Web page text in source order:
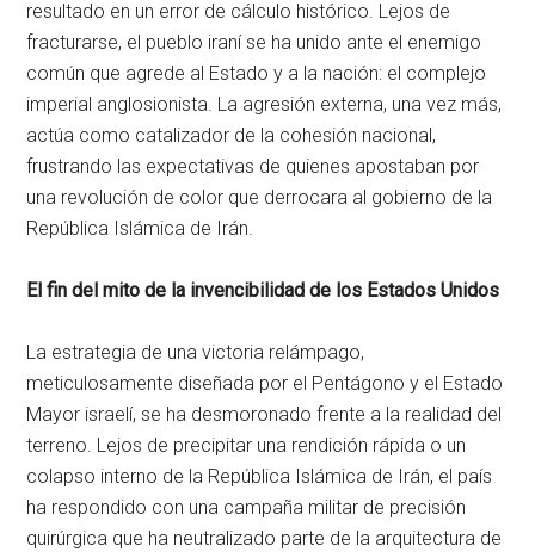
resultado en un error de cálculo histórico. Lejos de
fracturarse, el pueblo iraní se ha unido ante el enemigo
común que agrede al Estado y a la nación: el complejo
imperial anglosionista. La agresión externa, una vez más,
actúa como catalizador de la cohesión nacional,
frustrando las expectativas de quienes apostaban por
una revolución de color que derrocara al gobierno de la
República Islámica de Irán.
El fin del mito de la invencibilidad de los Estados Unidos
La estrategia de una victoria relámpago,
meticulosamente diseñada por el Pentágono y el Estado
Mayor israelí, se ha desmoronado frente a la realidad del
terreno. Lejos de precipitar una rendición rápida o un
colapso interno de la República Islámica de Irán, el país
ha respondido con una campaña militar de precisión
quirúrgica que ha neutralizado parte de la arquitectura de